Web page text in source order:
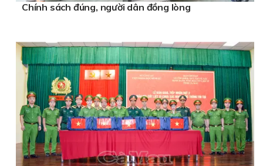
Chính sách đúng, người dân đồng lòng